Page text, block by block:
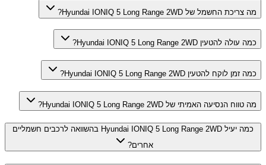
מה צריכת החשמל של Hyundai IONIQ 5 Long Range 2WD?
כמה עולה להטעין Hyundai IONIQ 5 Long Range 2WD?
כמה זמן לוקח להטעין Hyundai IONIQ 5 Long Range 2WD?
מה טווח הנסיעה האמיתי של Hyundai IONIQ 5 Long Range 2WD?
כמה יעיל Hyundai IONIQ 5 Long Range 2WD בהשוואה לרכבים חשמליים
אחרים?